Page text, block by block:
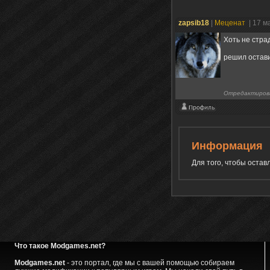
zapsib18 Меценат
| 17
Хоть не
решил
Информация
Для того, чтобы
Что такое Modgames.net?
Modgames.net- это портал, где мы с вашей помощью собираем